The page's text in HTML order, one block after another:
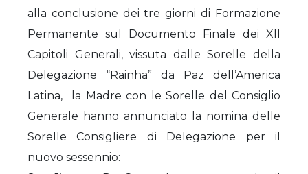
alla conclusione dei tre giorni di Formazione
Permanente sul Documento Finale dei XII
Capitoli Generali, vissuta dalle Sorelle della
Delegazione “Rainha” da Paz dell’America
Latina, la Madre con le Sorelle del Consiglio
Generale hanno annunciato la nomina delle
Sorelle Consigliere di Delegazione per il
nuovo sessennio: